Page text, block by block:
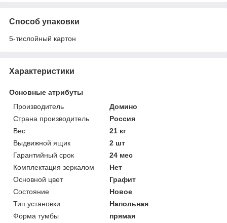
Способ упаковки
5-тислойный картон
Характеристики
Основные атрибуты
Производитель
Домино
Страна производитель
Россия
Вес
21 кг
Выдвижной ящик
2 шт
Гарантийный срок
24 мес
Комплектация зеркалом
Нет
Основной цвет
Графит
Состояние
Новое
Тип установки
Напольная
Форма тумбы
прямая